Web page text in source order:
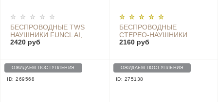
БЕСПРОВОДНЫЕ TWS
НАУШНИКИ FUNCL AI,
БЕЛЫЕ, EU - FC8E1GT/A
2420 руб
БЕСПРОВОДНЫЕ
СТЕРЕО-НАУШНИКИ
XIAOMI (MI) BLUETOOTH
2160 руб
ОЖИДАЕМ ПОСТУПЛЕНИЯ
ID: 269568
ОЖИДАЕМ ПОСТУПЛЕНИЯ
ID: 275138